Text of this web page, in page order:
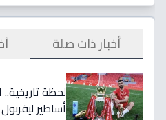
أخبار ذات صلة
لحظة تاريخية..
أساطير